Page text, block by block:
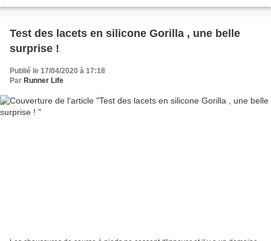
Test des lacets en silicone Gorilla , une belle
surprise !
Publié le 17/04/2020 à 17:18
Par Runner Life